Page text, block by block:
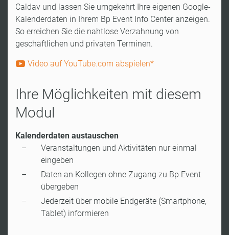
Caldav und lassen Sie umgekehrt Ihre eigenen Google-
Kalenderdaten in Ihrem Bp Event Info Center anzeigen.
So erreichen Sie die nahtlose Verzahnung von
geschäftlichen und privaten Terminen.
Video auf YouTube.com abspielen*
Ihre Möglichkeiten mit diesem
Modul
Kalenderdaten austauschen
Veranstaltungen und Aktivitäten nur einmal
eingeben
Daten an Kollegen ohne Zugang zu Bp Event
übergeben
Jederzeit über mobile Endgeräte (Smartphone,
Tablet) informieren